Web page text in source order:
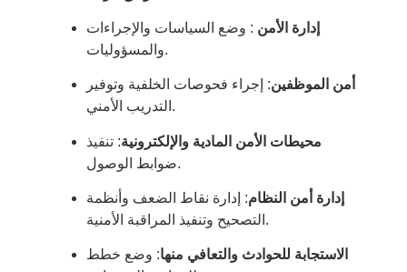
إدارة الأمن : وضع السياسات والإجراءات
والمسؤوليات.
أمن الموظفين: إجراء فحوصات الخلفية وتوفير
التدريب الأمني.
محيطات الأمن المادية والإلكترونية: تنفيذ
ضوابط الوصول.
إدارة أمن النظام: إدارة نقاط الضعف وأنظمة
التصحيح وتنفيذ المراقبة الأمنية.
الاستجابة للحوادث والتعافي منها: وضع خطط